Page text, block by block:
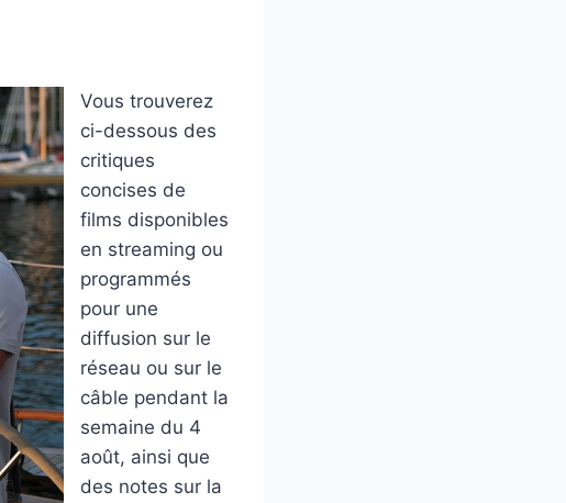
Vous trouverez
ci-dessous des
critiques
concises de
films disponibles
en streaming ou
programmés
pour une
diffusion sur le
réseau ou sur le
câble pendant la
semaine du 4
août, ainsi que
des notes sur la